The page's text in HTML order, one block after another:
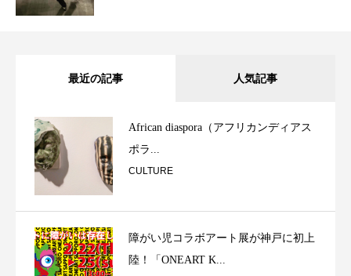
最近の記事 人気記事
African diaspora（アフリカンディアス
ポラ...
CULTURE
障がい児コラボアート展が神戸に初上
陸！「ONEART K...